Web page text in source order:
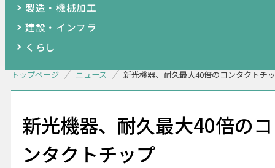
製造・機械加工
建設・インフラ
くらし
トップページ ニュース 新光機器、耐久最大40倍のコンタクトチ
新光機器、耐久最大40倍のコ
ンタクトチップ